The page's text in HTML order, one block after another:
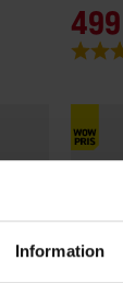
Information
Betyg: